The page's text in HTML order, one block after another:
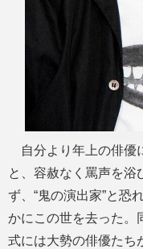
自分より年上の俳優
と、容赦なく罵声を浴
ず、“鬼の演出家”と恐
かにこの世を去った。
式には大勢の俳優たち